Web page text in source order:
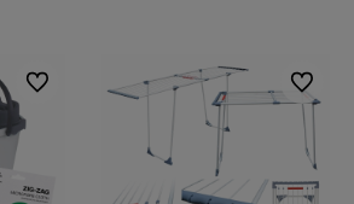
problemu!
Do ulubionych Do